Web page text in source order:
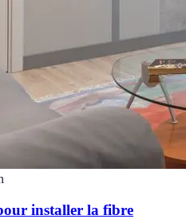
installer la fibre